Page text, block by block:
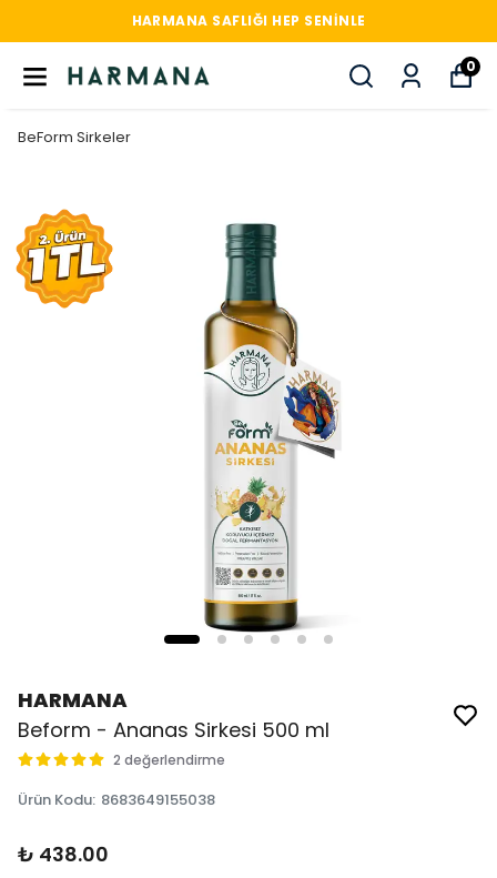
HARMANA SAFLIĞI HEP SENINLE
0
BeForm Sirkeler
HARMANA
Beform - Ananas Sirkesi 500 ml
2 değerlendirme
Ürün Kodu: 8683649155038
₺ 438.00